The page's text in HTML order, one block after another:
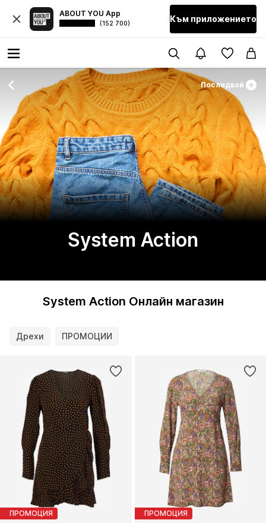
ABOUT YOU App
(152 700) Към приложението
Последвай
System Action
System Action Онлайн магазин
Дрехи ПРОМОЦИИ
ПРОМОЦИЯ ПРОМОЦИЯ